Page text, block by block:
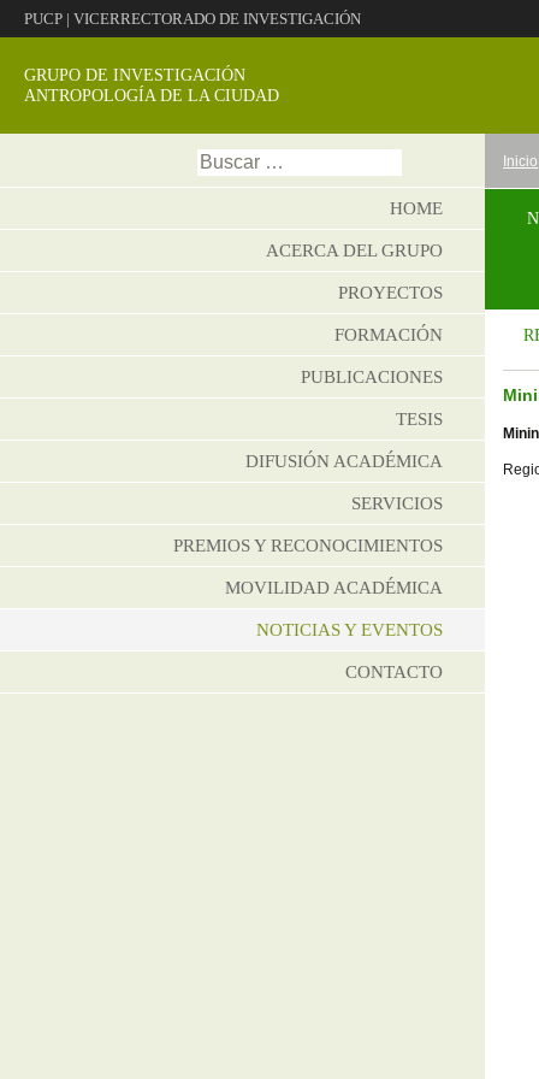
PUCP | VICERRECTORADO DE INVESTIGACIÓN
GRUPO DE INVESTIGACIÓN
ANTROPOLOGÍA DE LA CIUDAD
Buscar:
HOME
ACERCA DEL GRUPO
PROYECTOS
FORMACIÓN
PUBLICACIONES
TESIS
DIFUSIÓN ACADÉMICA
SERVICIOS
PREMIOS Y RECONOCIMIENTOS
MOVILIDAD ACADÉMICA
NOTICIAS Y EVENTOS
CONTACTO
Inicio